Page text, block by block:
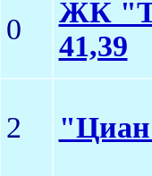
0
ЖК
41,39
2